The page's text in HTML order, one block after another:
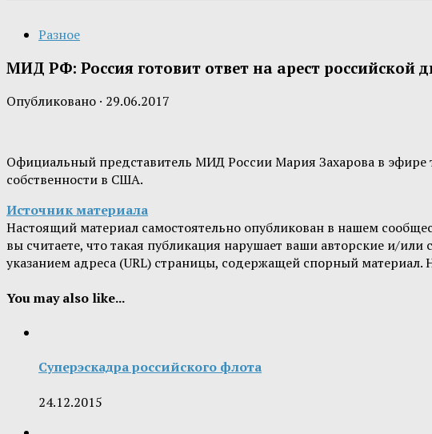
Разное
МИД РФ: Россия готовит ответ на арест российской
Опубликовано · 29.06.2017
Официальный представитель МИД России Мария Захарова в эфире
собственности в США.
Источник материала
Настоящий материал самостоятельно опубликован в нашем
вы считаете, что такая публикация нарушает ваши авторские и/
указанием адреса (URL) страницы, содержащей спорный
You may also like...
Суперэскадра российского флота
24.12.2015